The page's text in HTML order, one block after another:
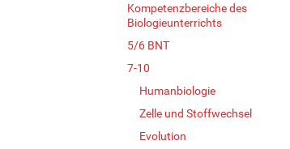
Kompetenzbereiche des
Biologieunterrichts
5/6 BNT
7-10
Humanbiologie
Zelle und Stoffwechsel
Evolution